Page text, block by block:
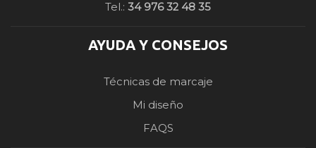
Tel.: 34 976 32 48 35
AYUDA Y CONSEJOS
Técnicas de marcaje
Mi diseño
FAQS